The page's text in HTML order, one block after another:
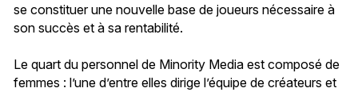
se constituer une nouvelle base de joueurs nécessaire à
son succès et à sa rentabilité.
Le quart du personnel de Minority Media est composé de
femmes : l’une d’entre elles dirige l’équipe de créateurs et